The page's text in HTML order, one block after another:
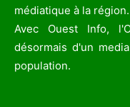
médiatique à la
Avec Ouest Info,
désormais d'un
population.